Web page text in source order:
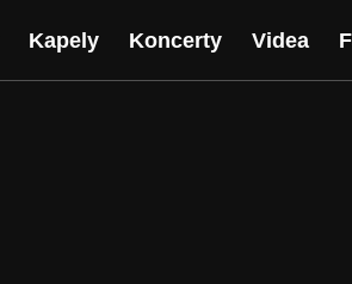
Kapely Koncerty Videa